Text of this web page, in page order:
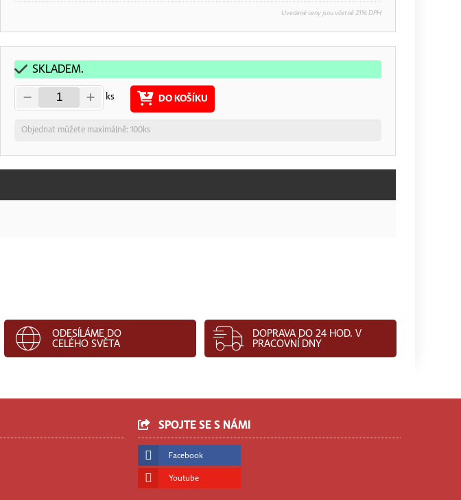
Uvedené ceny jsou včetně 21% DPH
SKLADEM.
ks DO KOŠÍKU
Objednat můžete maximálně: 100ks
ODESÍLÁME DO
CELÉHO SVĚTA
DOPRAVA DO 24 HOD. V
PRACOVNÍ DNY
SPOJTE SE S NÁMI
Facebook
Youtube